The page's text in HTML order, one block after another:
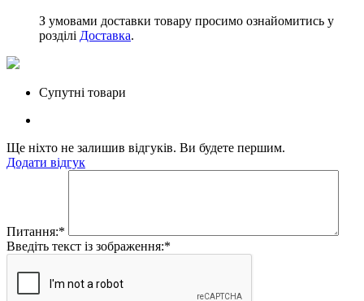
З умовами доставки товару просимо ознайомитись у
розділі Доставка.
Супутні товари
Ще ніхто не залишив відгуків. Ви будете першим.
Додати відгук
Питання:*
Введіть текст із зображення:*